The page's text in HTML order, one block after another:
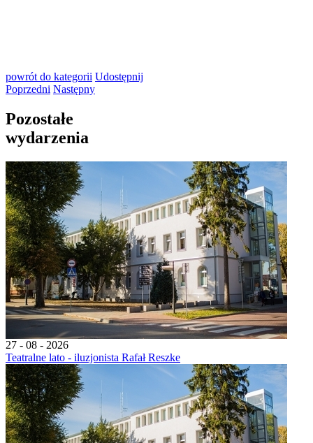
powrót do kategorii Udostępnij
Poprzedni Następny
Pozostałe
wydarzenia
27 - 08 - 2026
Teatralne lato - iluzjonista Rafał Reszke